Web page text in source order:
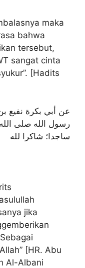
maka
bahwa
tersebut,
sangat cinta
[Hadits
عن أبي بكرة نفيع
رسول الله صلى
ساجدا؛ شاكرا لله
jika
[HR. Abu
Al-Albani